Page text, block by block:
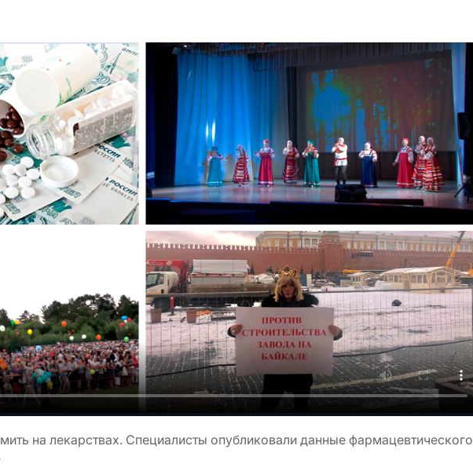
на лекарствах. Специалисты опубликовали данные фармацевтического